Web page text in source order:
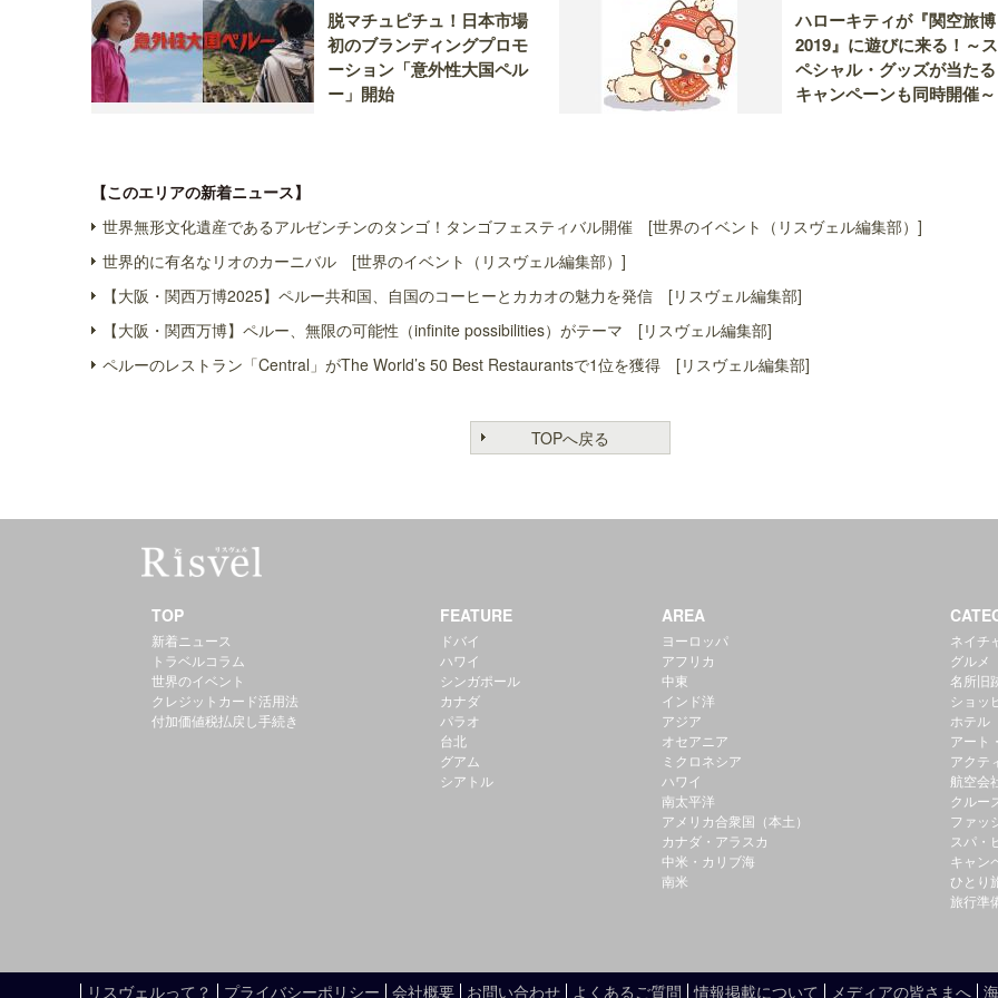
脱マチュピチュ！日本市場
初のブランディングプロモ
ーション「意外性大国ペル
ー」開始
ハローキティが『関空旅博
2019』に遊びに来る！～ス
ペシャル・グッズが当たる
キャンペーンも同時開催～
【このエリアの新着ニュース】
世界無形文化遺産であるアルゼンチンのタンゴ！タンゴフェスティバル開催 [世界のイベント（リスヴェル編集部）]
世界的に有名なリオのカーニバル [世界のイベント（リスヴェル編集部）]
【大阪・関西万博2025】ペルー共和国、自国のコーヒーとカカオの魅力を発信 [リスヴェル編集部]
【大阪・関西万博】ペルー、無限の可能性（infinite possibilities）がテーマ [リスヴェル編集部]
ペルーのレストラン「Central」がThe World’s 50 Best Restaurantsで1位を獲得 [リスヴェル編集部]
TOPへ戻る
TOP
新着ニュース
トラベルコラム
世界のイベント
クレジットカード活用法
付加価値税払戻し手続き
FEATURE
ドバイ
ハワイ
シンガポール
カナダ
パラオ
台北
グアム
シアトル
AREA
ヨーロッパ
アフリカ
中東
インド洋
アジア
オセアニア
ミクロネシア
ハワイ
南太平洋
アメリカ合衆国（本土）
カナダ・アラスカ
中米・カリブ海
南米
ネイチ
グルメ
名所旧
ショッ
ホテル
アート
アクテ
航空会
クルー
ファッ
スパ・
キャン
ひとり
旅行準
リスヴェルって？ プライバシーポリシー 会社概要 お問い合わせ よくあるご質問 情報掲載について メディアの皆さまへ